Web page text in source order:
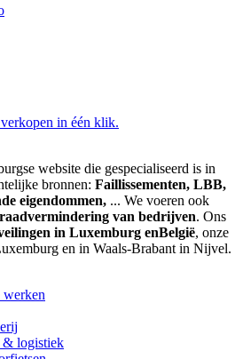
website die gespecialiseerd is in
bronnen: Faillissementen, LBB,
eigendommen, ... We voeren ook
van bedrijven. Ons
in Luxemburg enBelgië, onze
en in Waals-Brabant in Nijvel.
& logistiek